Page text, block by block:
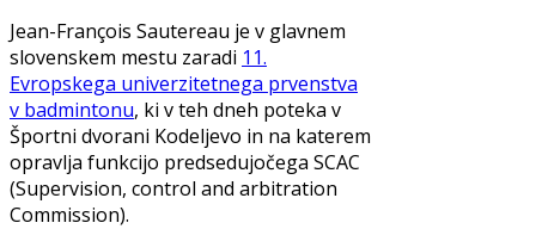
Jean-François Sautereau je v glavnem
slovenskem mestu zaradi 11.
Evropskega univerzitetnega prvenstva
v badmintonu, ki v teh dneh poteka v
Športni dvorani Kodeljevo in na katerem
opravlja funkcijo predsedujočega SCAC
(Supervision, control and arbitration
Commission).